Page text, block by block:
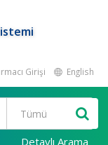
Girişi English
Detaylı Arama